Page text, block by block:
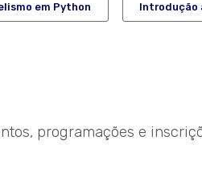
em Python Introdução
programações e